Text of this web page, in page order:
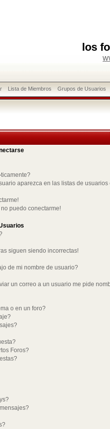
los
Lista de Miembros Grupos de Usuarios
aparezca en las listas de usuarios
puedo conectarme!
siguen siendo incorrectas!
de mi nombre de usuario?
un correo a un usuario me pide
o en un foro?
Foros?